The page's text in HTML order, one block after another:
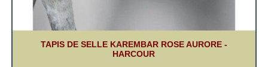
TAPIS DE SELLE KAREMBAR ROSE AURORE -
HARCOUR